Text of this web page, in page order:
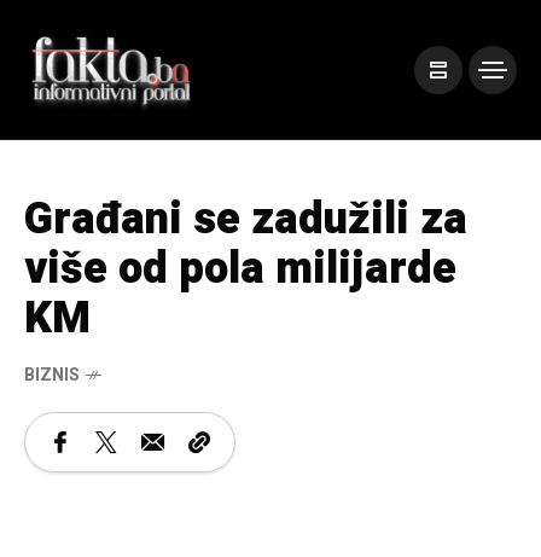
Građani se zadužili za
više od pola milijarde
KM
BIZNIS